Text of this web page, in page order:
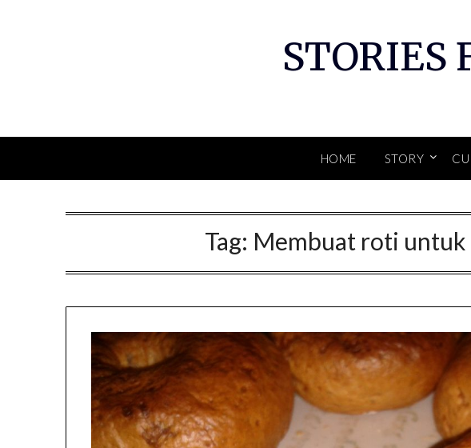
STORIES
HOME STORY
Tag: Membuat roti untuk